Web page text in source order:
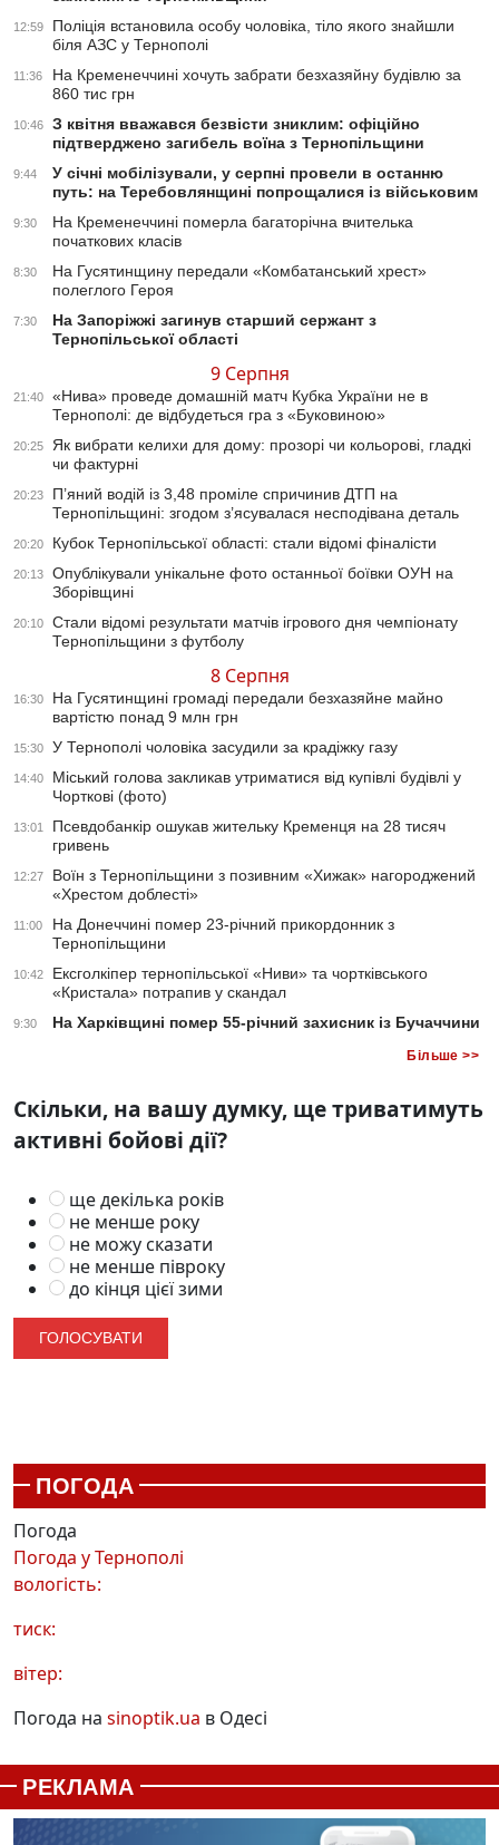
12:59
Поліція встановила особу чоловіка, тіло якого знайшли
біля АЗС у Тернополі
11:36
На Кременеччині хочуть забрати безхазяйну будівлю за
860 тис грн
10:46
З квітня вважався безвісти зниклим: офіційно
підтверджено загибель воїна з Тернопільщини
9:44
У січні мобілізували, у серпні провели в останню
путь: на Теребовлянщині попрощалися із військовим
9:30
На Кременеччині померла багаторічна вчителька
початкових класів
8:30
На Гусятинщину передали «Комбатанський хрест»
полеглого Героя
7:30
На Запоріжжі загинув старший сержант з
Тернопільської області
9 Серпня
21:40
«Нива» проведе домашній матч Кубка України не в
Тернополі: де відбудеться гра з «Буковиною»
20:25
Як вибрати келихи для дому: прозорі чи кольорові, гладкі
чи фактурні
20:23
П’яний водій із 3,48 проміле спричинив ДТП на
Тернопільщині: згодом з’ясувалася несподівана деталь
20:20 Кубок Тернопільської області: стали відомі фіналісти
20:13
Опублікували унікальне фото останньої боївки ОУН на
Зборівщині
20:10
Стали відомі результати матчів ігрового дня чемпіонату
Тернопільщини з футболу
8 Серпня
16:30
На Гусятинщині громаді передали безхазяйне майно
вартістю понад 9 млн грн
15:30 У Тернополі чоловіка засудили за крадіжку газу
14:40
Міський голова закликав утриматися від купівлі будівлі у
Чорткові (фото)
13:01
Псевдобанкір ошукав жительку Кременця на 28 тисяч
гривень
12:27
Воїн з Тернопільщини з позивним «Хижак» нагороджений
«Хрестом доблесті»
11:00
На Донеччині помер 23-річний прикордонник з
Тернопільщини
10:42
Ексголкіпер тернопільської «Ниви» та чортківського
«Кристала» потрапив у скандал
9:30 На Харківщині помер 55-річний захисник із Бучаччини
Більше >>
Скільки, на вашу думку, ще триватимуть
активні бойові дії?
ще декілька років
не менше року
не можу сказати
не менше півроку
до кінця цієї зими
ПОГОДА
Погода
Погода уТернополі
вологість:
тиск:
вітер:
Погода на sinoptik.ua в Одесі
РЕКЛАМА